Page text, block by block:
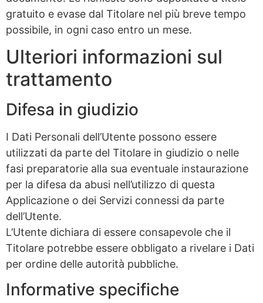
gratuito e evase dal Titolare nel più breve tempo
possibile, in ogni caso entro un mese.
Ulteriori informazioni sul
trattamento
Difesa in giudizio
I Dati Personali dell’Utente possono essere
utilizzati da parte del Titolare in giudizio o nelle
fasi preparatorie alla sua eventuale instaurazione
per la difesa da abusi nell’utilizzo di questa
Applicazione o dei Servizi connessi da parte
dell’Utente.
L’Utente dichiara di essere consapevole che il
Titolare potrebbe essere obbligato a rivelare i Dati
per ordine delle autorità pubbliche.
Informative specifiche